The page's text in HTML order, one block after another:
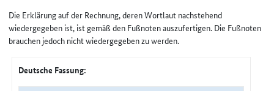
Die Erklärung auf der Rechnung, deren Wortlaut nachstehend
wiedergegeben ist, ist gemäß den Fußnoten auszufertigen. Die Fußnoten
brauchen jedoch nicht wiedergegeben zu werden.
Deutsche Fassung: